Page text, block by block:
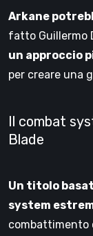
Arkane
fatto Guillermo
un approccio
per creare una
Il combat
Blade
Un titolo
system
combattimento